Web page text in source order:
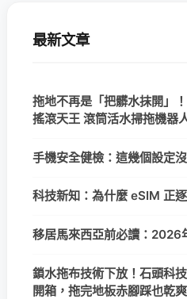
最新文章
拖地不再是「把髒水抹開」
搖滾天王 滾筒活水掃拖機器
手機安全健檢：這幾個設定
科技新知：為什麼 eSIM 正
移居馬來西亞前必讀：2026
鎖水拖布技術下放！石頭科
開箱，拖完地板赤腳踩也乾爽